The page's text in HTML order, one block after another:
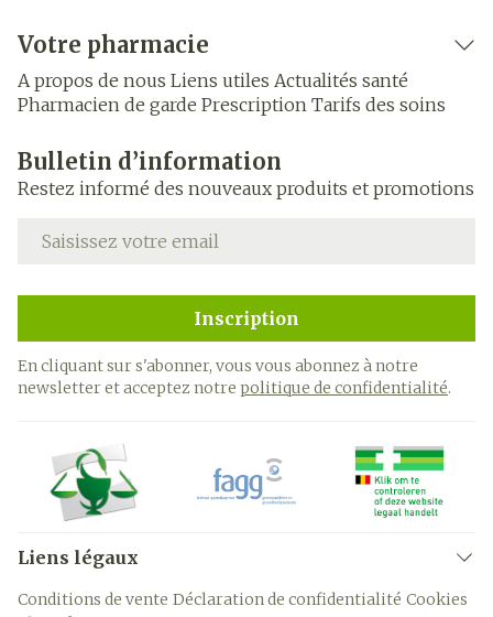
Votre pharmacie
A propos de nous Liens utiles Actualités santé
Pharmacien de garde Prescription Tarifs des soins
Bulletin d’information
Restez informé des nouveaux produits et promotions
Adresse mail
Inscription
En cliquant sur s'abonner, vous vous abonnez à notre
newsletter et acceptez notre politique de confidentialité.
Liens légaux
Conditions de vente Déclaration de confidentialité Cookies